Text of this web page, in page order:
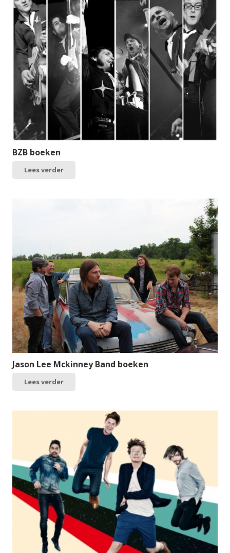
BZB boeken
Lees verder
Jason Lee Mckinney Band boeken
Lees verder